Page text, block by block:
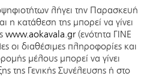
λήγει την Παρασκευή
η κατάθεση της μπορεί να γίνει
www.aokavala.gr (ενότητα ΓΙΝΕ
διαθέσιμες πληροφορίες και
μέλους μπορεί να γίνει
της Γενικής Συνέλευσης ή στο